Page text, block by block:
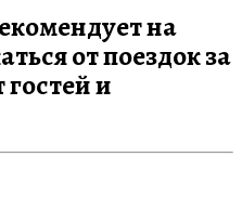
на
от поездок за
и